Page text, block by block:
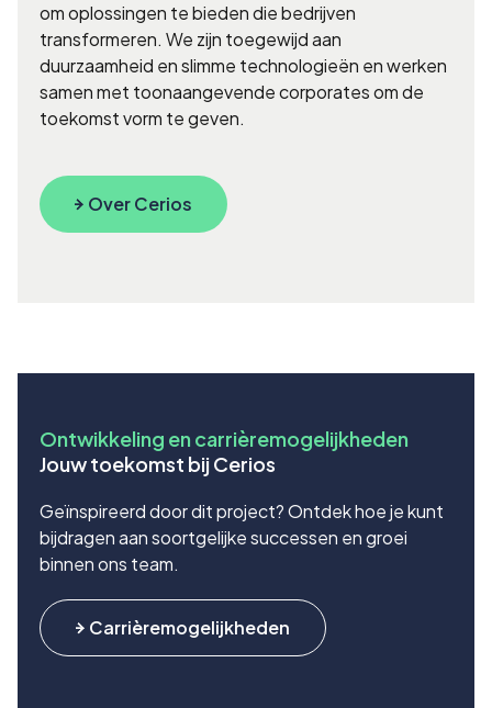
om oplossingen te bieden die bedrijven
transformeren. We zijn toegewijd aan
duurzaamheid en slimme technologieën en werken
samen met toonaangevende corporates om de
toekomst vorm te geven.
Over Cerios
Ontwikkeling en carrièremogelijkheden
Jouw toekomst bij Cerios
Geïnspireerd door dit project? Ontdek hoe je kunt
bijdragen aan soortgelijke successen en groei
binnen ons team.
Carrièremogelijkheden